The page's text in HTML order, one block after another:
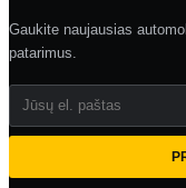
Gaukite naujausias
patarimus.
Jūsų el. paštas